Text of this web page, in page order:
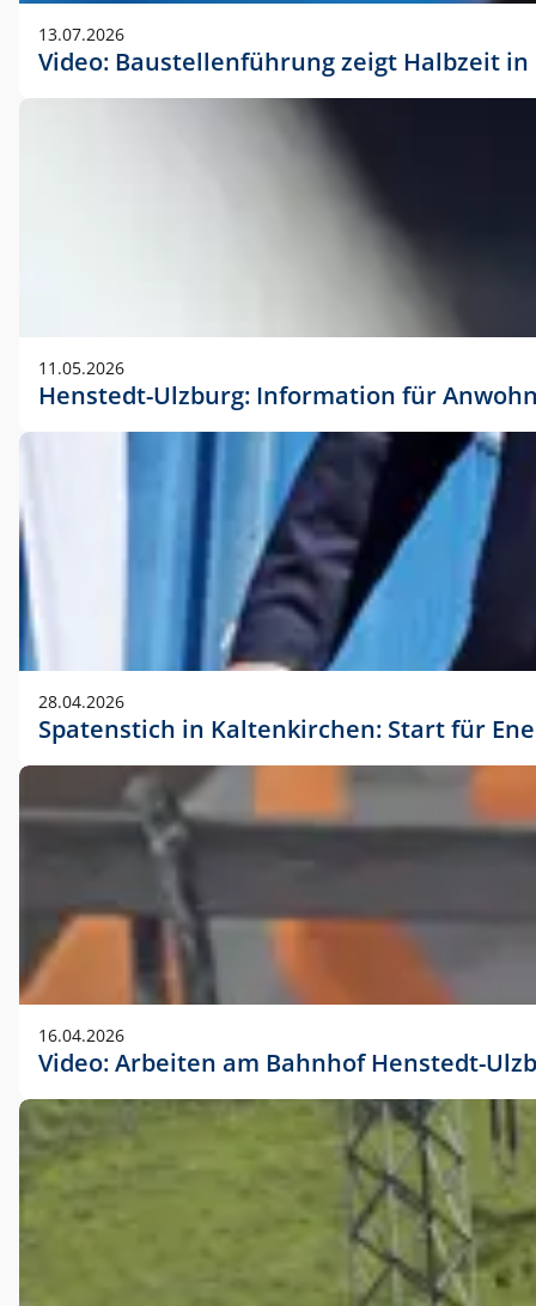
13.07.2026
Video: Baustellenführung zeigt Halbzeit
11.05.2026
Henstedt-Ulzburg: Information für
28.04.2026
Spatenstich in Kaltenkirchen: Start für
16.04.2026
Video: Arbeiten am Bahnhof Henstedt-